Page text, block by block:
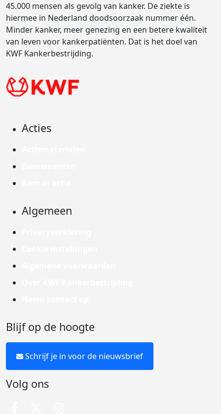
45.000 mensen als gevolg van kanker. De ziekte is
hiermee in Nederland doodsoorzaak nummer één.
Minder kanker, meer genezing en een betere kwaliteit
van leven voor kankerpatiënten. Dat is het doel van
KWF Kankerbestrijding.
Acties
Algemeen
Blijf op de hoogte
Schrijf je in voor de nieuwsbrief
Volg ons